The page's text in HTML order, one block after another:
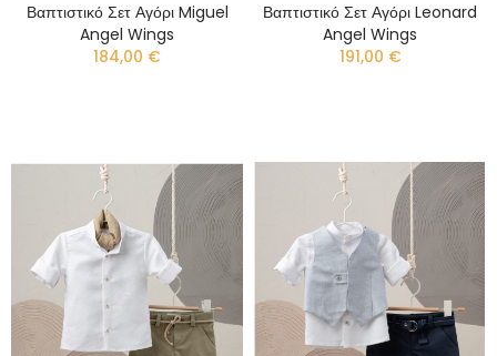
Βαπτιστικό Σετ Αγόρι Miguel
Angel Wings
184,00 €
Βαπτιστικό Σετ Αγόρι Leonard
Angel Wings
191,00 €